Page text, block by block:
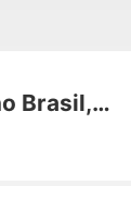
Brasil,